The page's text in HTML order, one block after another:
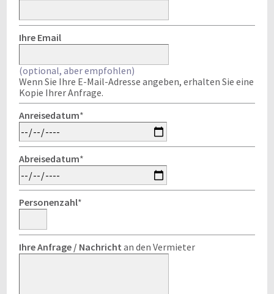
Ihre Email
(optional, aber empfohlen)
Wenn Sie Ihre E-Mail-Adresse angeben, erhalten Sie eine
Kopie Ihrer Anfrage.
Anreisedatum*
Abreisedatum*
Personenzahl*
Ihre Anfrage / Nachricht an den Vermieter